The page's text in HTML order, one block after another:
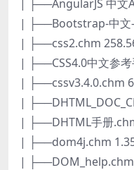
| ├──AngularJS 中
| ├──Bootstrap-中文
| ├──css2.chm
| ├──CSS4.0中文参
| ├──cssv3.4.0.chm
|
| ├──DHTML手册
| ├──dom4j.chm
|